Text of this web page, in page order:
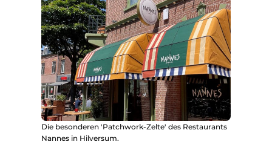
Die besonderen 'Patchwork-Zelte' des Restaurants
Nannes in Hilversum.